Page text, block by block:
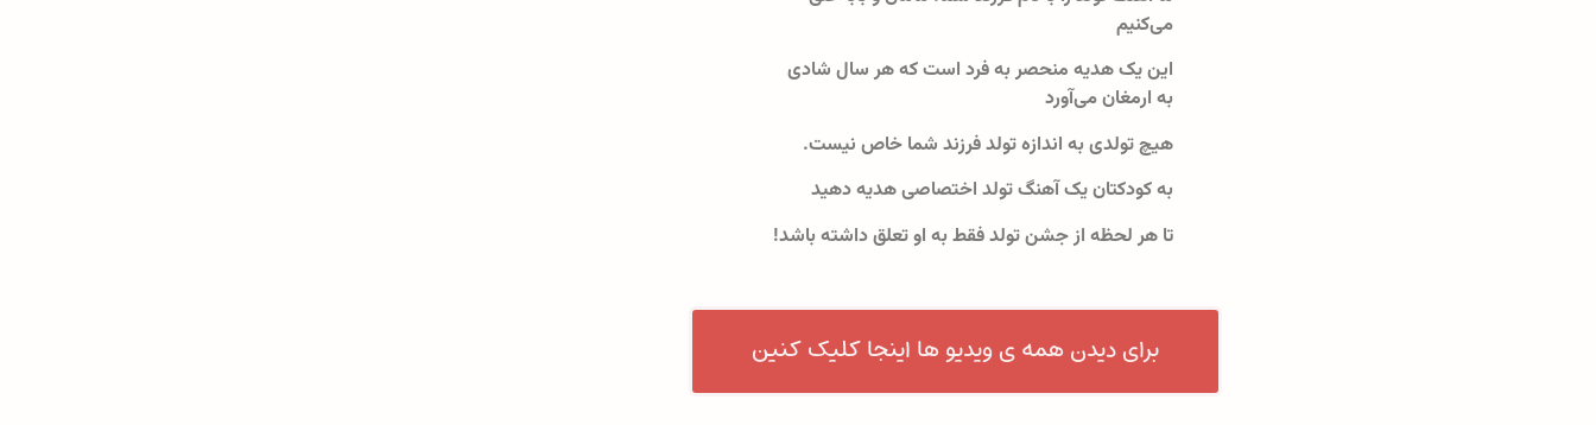
می‌کنیم
این یک هدیه منحصر به فرد است که هر سال شادی
به ارمغان می‌آورد
هیچ تولدی به اندازه تولد فرزند شما خاص نیست.
به کودکتان یک آهنگ تولد اختصاصی هدیه دهید
تا هر لحظه از جشن تولد فقط به او تعلق داشته باشد!
برای دیدن همه ی ویدیو ها اینجا کلیک کنین